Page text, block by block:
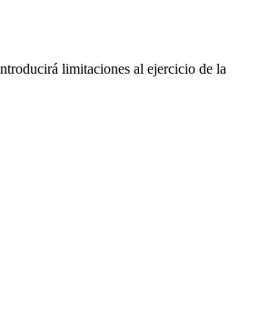
limitaciones al ejercicio de la